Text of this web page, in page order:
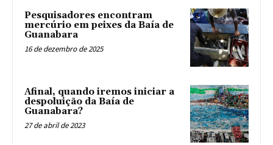
Pesquisadores encontram
mercúrio em peixes da Baía de
Guanabara
16 de dezembro de 2025
Afinal, quando iremos iniciar a
despoluição da Baía de
Guanabara?
27 de abril de 2023